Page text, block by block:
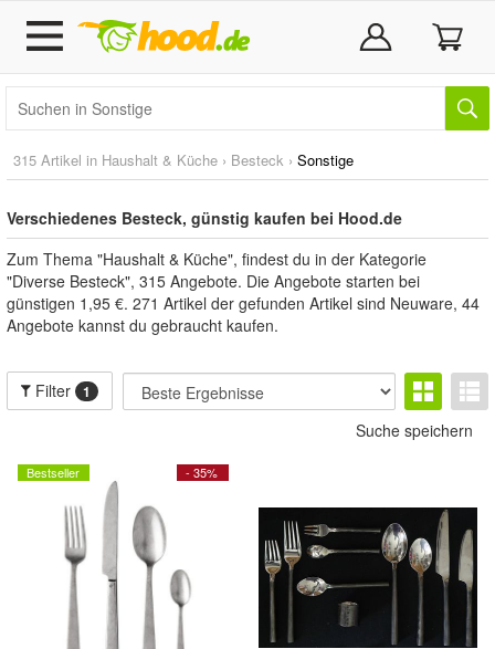
315 Artikel in Haushalt & Küche › Besteck › Sonstige
Verschiedenes Besteck, günstig kaufen bei Hood.de
Zum Thema "Haushalt & Küche", findest du in der Kategorie
"Diverse Besteck", 315 Angebote. Die Angebote starten bei
günstigen 1,95 €. 271 Artikel der gefunden Artikel sind Neuware, 44
Angebote kannst du gebraucht kaufen.
Filter 1
Suche speichern
- 35%
Bestseller